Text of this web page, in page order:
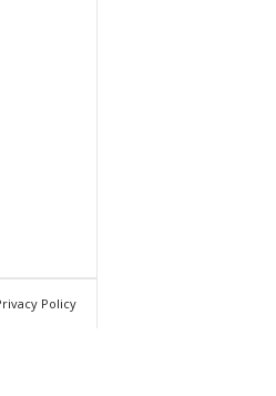
Policy